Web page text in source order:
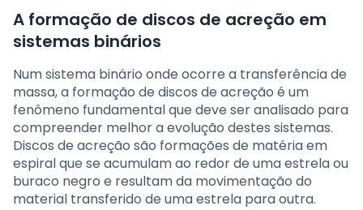
A formação de discos de acreção em
sistemas binários
Num sistema binário onde ocorre a transferência de
massa, a formação de discos de acreção é um
fenômeno fundamental que deve ser analisado para
compreender melhor a evolução destes sistemas.
Discos de acreção são formações de matéria em
espiral que se acumulam ao redor de uma estrela ou
buraco negro e resultam da movimentação do
material transferido de uma estrela para outra.